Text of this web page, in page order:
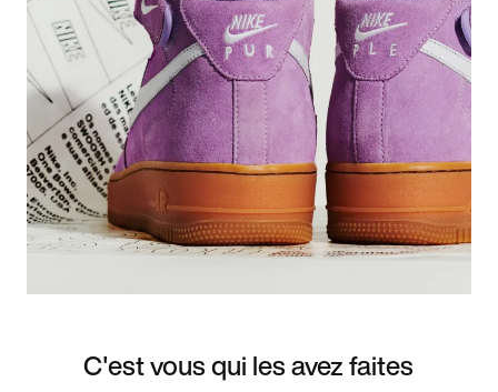
C'est vous qui les avez faites